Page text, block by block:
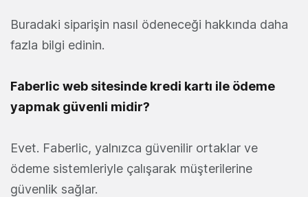
Buradaki siparişin nasıl ödeneceği hakkında daha
fazla bilgi edinin.
Faberlic web sitesinde kredi kartı ile ödeme
yapmak güvenli midir?
Evet. Faberlic, yalnızca güvenilir ortaklar ve
ödeme sistemleriyle çalışarak müşterilerine
güvenlik sağlar.